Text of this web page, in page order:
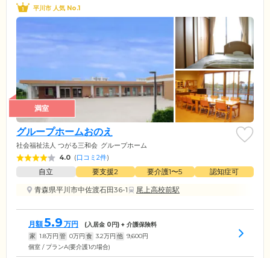
平川市 人気 No.1
満室
グループホームおのえ
社会福祉法人 つがる三和会 グループホーム
4.0 (口コミ2件)
自立 要支援2 要介護1〜5
認知症可
青森県平川市中佐渡石田36-1
尾上高校前駅
月額5.9 万円 (入居金 0円) + 介護保険料
家 1.8万円 管 0万円 食 3.2万円 他 9,600円
個室 / プランA(要介護1の場合)